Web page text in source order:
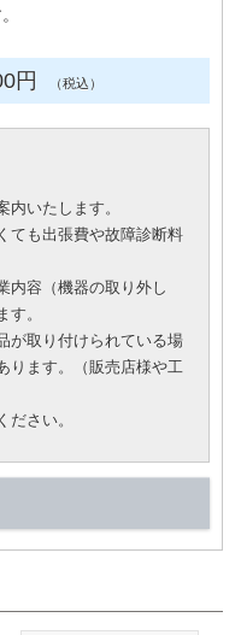
円 （税込）
いたします。
ても出張費や故障診断料
内容（機器の取り外し
。
が取り付けられている場
ります。（販売店様や工
ださい。